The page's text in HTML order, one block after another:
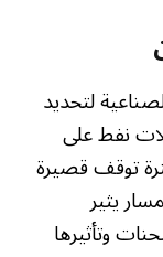
لتحديد
نفط على
توقف قصيرة
يثير
وتأثيرها